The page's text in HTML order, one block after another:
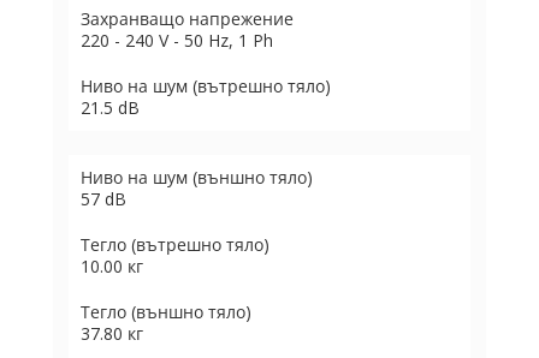
Захранващо напрежение
220 - 240 V - 50 Hz, 1 Ph
Ниво на шум (вътрешно тяло)
21.5 dB
Ниво на шум (външно тяло)
57 dB
Тегло (вътрешно тяло)
10.00 кг
Тегло (външно тяло)
37.80 кг